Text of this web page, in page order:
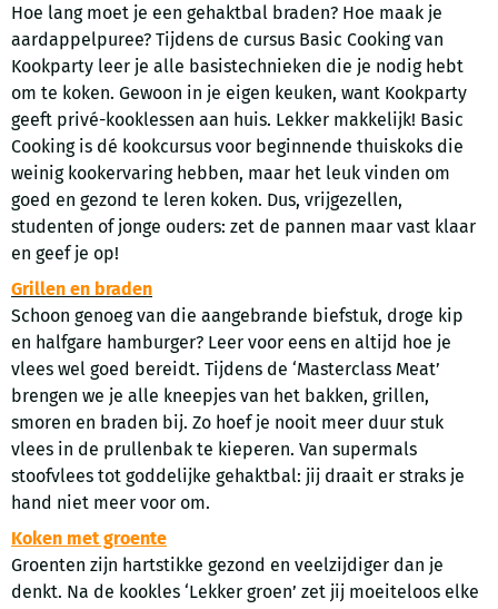
Hoe lang moet je een gehaktbal braden? Hoe maak je
aardappelpuree? Tijdens de cursus Basic Cooking van
Kookparty leer je alle basistechnieken die je nodig hebt
om te koken. Gewoon in je eigen keuken, want Kookparty
geeft privé-kooklessen aan huis. Lekker makkelijk! Basic
Cooking is dé kookcursus voor beginnende thuiskoks die
weinig kookervaring hebben, maar het leuk vinden om
goed en gezond te leren koken. Dus, vrijgezellen,
studenten of jonge ouders: zet de pannen maar vast klaar
en geef je op!
Grillen en braden
Schoon genoeg van die aangebrande biefstuk, droge kip
en halfgare hamburger? Leer voor eens en altijd hoe je
vlees wel goed bereidt. Tijdens de ‘Masterclass Meat’
brengen we je alle kneepjes van het bakken, grillen,
smoren en braden bij. Zo hoef je nooit meer duur stuk
vlees in de prullenbak te kieperen. Van supermals
stoofvlees tot goddelijke gehaktbal: jij draait er straks je
hand niet meer voor om.
Koken met groente
Groenten zijn hartstikke gezond en veelzijdiger dan je
denkt. Na de kookles ‘Lekker groen’ zet jij moeiteloos elke